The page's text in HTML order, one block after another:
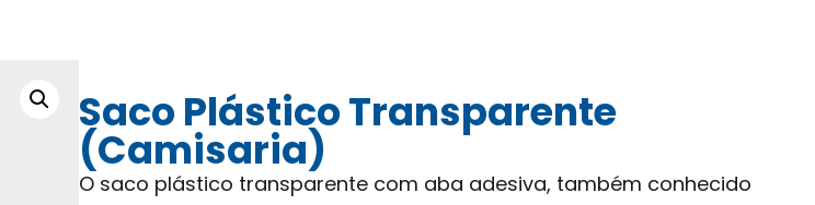
Saco Plástico Transparente
(Camisaria)
O saco plástico transparente com aba adesiva, também conhecido